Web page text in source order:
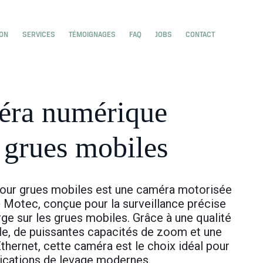
for Home
SERVICES TÉMOIGNAGES FAQ JOBS CONTACT
numérique
mobiles
grues mobiles est une caméra motorisée
Motec, conçue pour la surveillance précise
sur les grues mobiles. Grâce à une qualité
de puissantes capacités de zoom et une
cette caméra est le choix idéal pour
de levage modernes.